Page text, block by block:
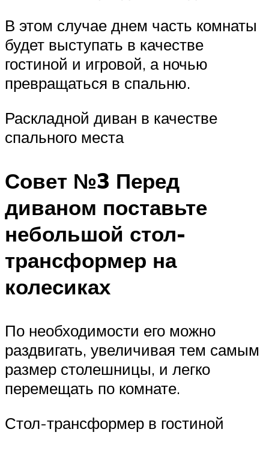
В этом случае днем часть комнаты
будет выступать в качестве
гостиной и игровой, а ночью
превращаться в спальню.
Раскладной диван в качестве
спального места
Совет №3 Перед
диваном поставьте
небольшой стол-
трансформер на
колесиках
По необходимости его можно
раздвигать, увеличивая тем самым
размер столешницы, и легко
перемещать по комнате.
Стол-трансформер в гостиной